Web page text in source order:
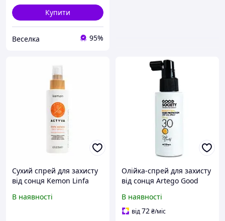
Купити
Веселка 95%
Сухий спрей для захисту
від сонця Kemon Linfa
В наявності
Олійка-спрей для захисту
від сонця Artego Good
мл
В наявності
від72₴/міс